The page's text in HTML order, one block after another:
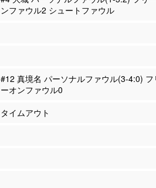
ンファウル2 シュートファウル
#12 真境名 パーソナルファウル(3-4:0) フ
ーオンファウル0
タイムアウト